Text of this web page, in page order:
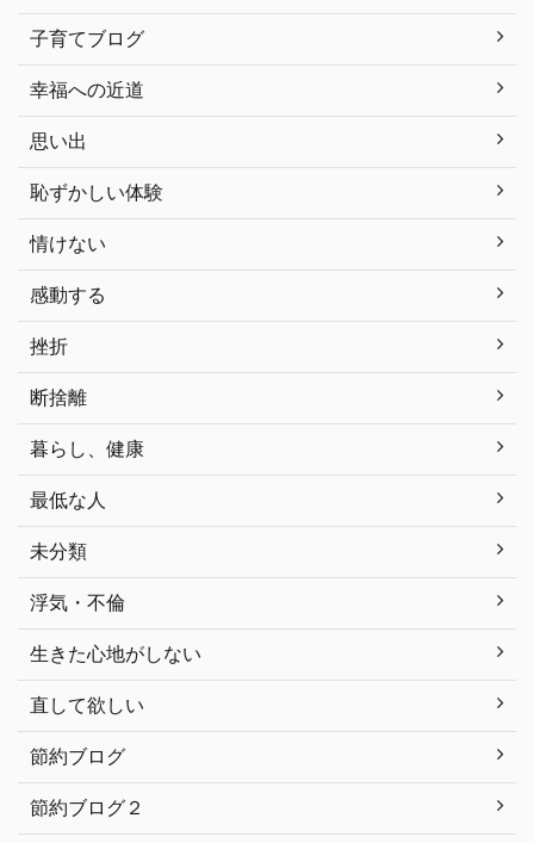
子育てブログ
幸福への近道
思い出
恥ずかしい体験
情けない
感動する
挫折
断捨離
暮らし、健康
最低な人
未分類
浮気・不倫
生きた心地がしない
直して欲しい
節約ブログ
節約ブログ２